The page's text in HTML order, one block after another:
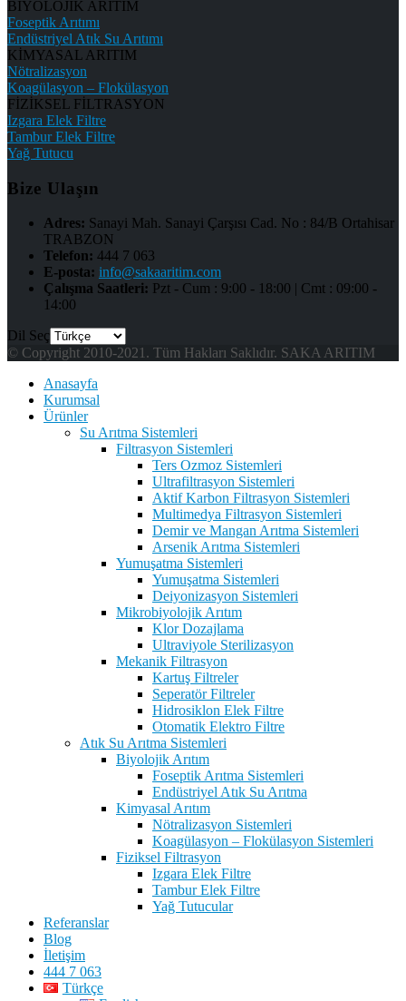
BİYOLOJİK ARITIM
Foseptik Arıtımı
Endüstriyel Atık Su Arıtımı
KİMYASAL ARITIM
Nötralizasyon
Koagülasyon – Flokülasyon
FİZİKSEL FİLTRASYON
Izgara Elek Filtre
Tambur Elek Filtre
Yağ Tutucu
Bize Ulaşın
Adres: Sanayi Mah. Sanayi Çarşısı Cad. No : 84/B Ortahisar
TRABZON
Telefon: 444 7 063
E-posta: info@sakaaritim.com
Çalışma Saatleri: Pzt - Cum : 9:00 - 18:00 | Cmt : 09:00 -
14:00
Dil Seç
© Copyright 2010-2021. Tüm Hakları Saklıdır. SAKA ARITIM
Anasayfa
Kurumsal
Ürünler
Su Arıtma Sistemleri
Filtrasyon Sistemleri
Ters Ozmoz Sistemleri
Ultrafiltrasyon Sistemleri
Aktif Karbon Filtrasyon Sistemleri
Multimedya Filtrasyon Sistemleri
Demir ve Mangan Arıtma Sistemleri
Arsenik Arıtma Sistemleri
Yumuşatma Sistemleri
Yumuşatma Sistemleri
Deiyonizasyon Sistemleri
Mikrobiyolojik Arıtım
Klor Dozajlama
Ultraviyole Sterilizasyon
Mekanik Filtrasyon
Kartuş Filtreler
Seperatör Filtreler
Hidrosiklon Elek Filtre
Otomatik Elektro Filtre
Atık Su Arıtma Sistemleri
Biyolojik Arıtım
Foseptik Arıtma Sistemleri
Endüstriyel Atık Su Arıtma
Kimyasal Arıtım
Nötralizasyon Sistemleri
Koagülasyon – Flokülasyon Sistemleri
Fiziksel Filtrasyon
Izgara Elek Filtre
Tambur Elek Filtre
Yağ Tutucular
Referanslar
Blog
İletişim
444 7 063
Türkçe